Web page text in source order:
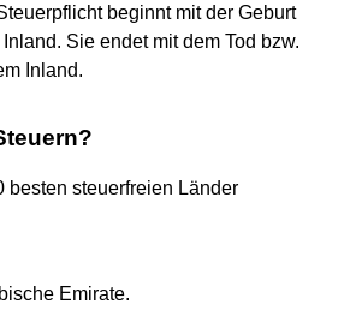
beginnt mit der Geburt
Sie endet mit dem Tod bzw.
Inland.
besten steuerfreien Länder
Emirate.